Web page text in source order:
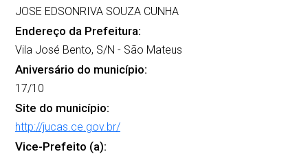
JOSE EDSONRIVA SOUZA CUNHA
Endereço da Prefeitura:
Vila José Bento, S/N - São Mateus
Aniversário do município:
17/10
Site do município:
http://jucas.ce.gov.br/
Vice-Prefeito (a):